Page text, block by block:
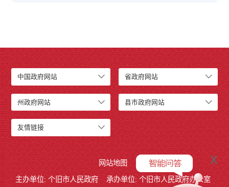
中国政府网站 省政府网站
州政府网站 县市政府网站
友情链接
网站地图
主办单位: 个旧市人民政府
承办单位: 个旧市人民政府办公室
x